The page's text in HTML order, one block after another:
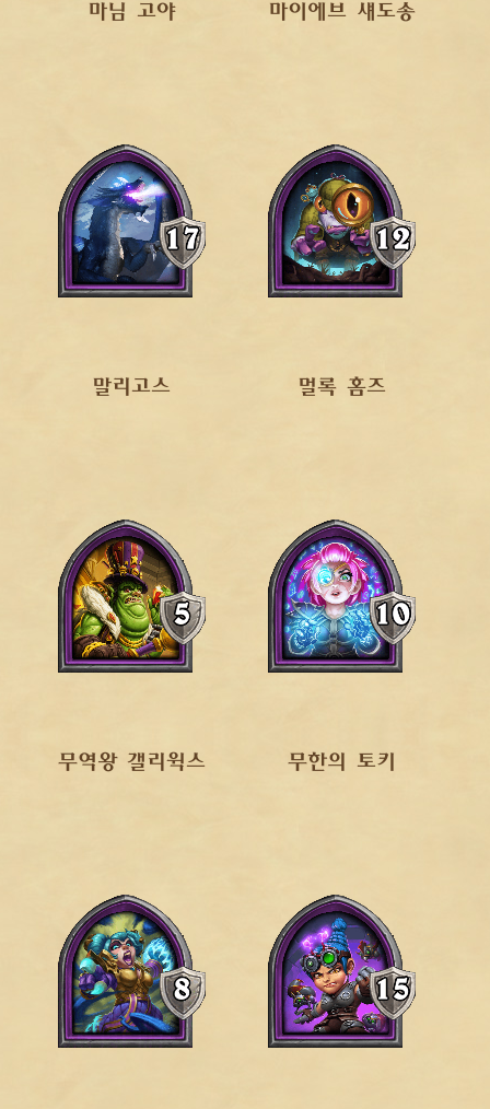
마님 고야 마이에브 섀도송
말리고스 멀록 홈즈
무역왕 갤리윅스 무한의 토키